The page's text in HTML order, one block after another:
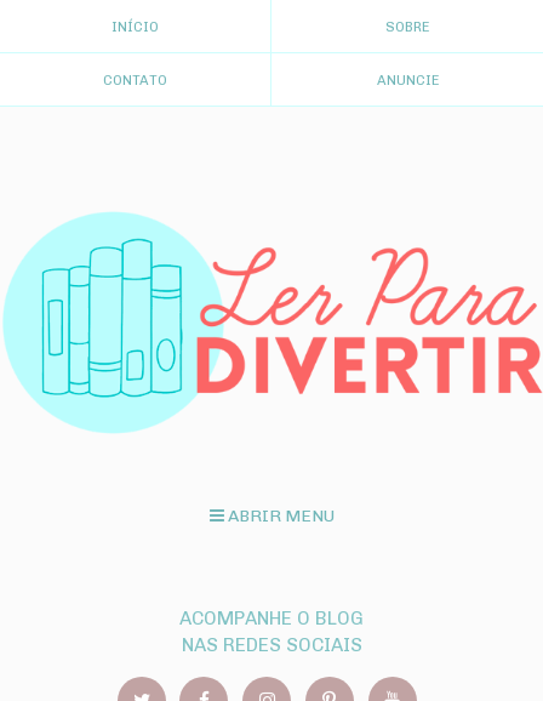
INÍCIO SOBRE
CONTATO ANUNCIE
ABRIR MENU
ACOMPANHE O BLOG
NAS REDES SOCIAIS